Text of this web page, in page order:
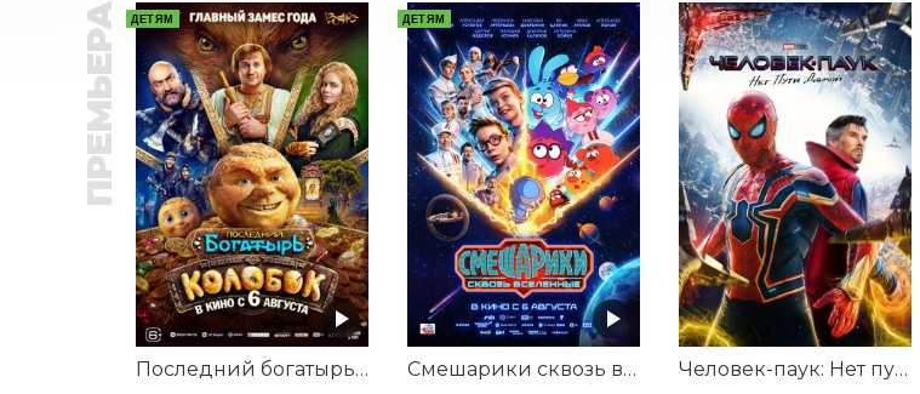
ПРЕМЬЕРА ДЕТЯМ
Последний богатырь. Колобок
ДЕТЯМ
Смешарики сквозь вселенные Человек-паук: Нет пути домой / Предсеансовое обслуживание фильма Соната